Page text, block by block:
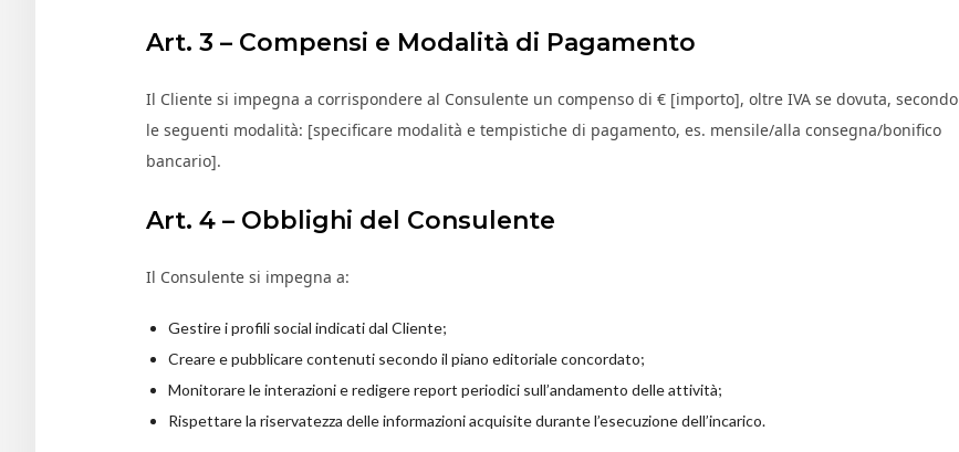
Art. 3 – Compensi e Modalità di Pagamento
Il Cliente si impegna a corrispondere al Consulente un compenso di € [importo], oltre IVA se dovuta, secondo
le seguenti modalità: [specificare modalità e tempistiche di pagamento, es. mensile/alla consegna/bonifico
bancario].
Art. 4 – Obblighi del Consulente
Il Consulente si impegna a:
Gestire i profili social indicati dal Cliente;
Creare e pubblicare contenuti secondo il piano editoriale concordato;
Monitorare le interazioni e redigere report periodici sull’andamento delle attività;
Rispettare la riservatezza delle informazioni acquisite durante l’esecuzione dell’incarico.